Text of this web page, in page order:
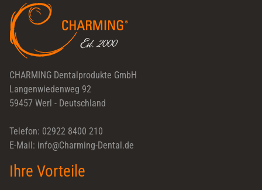
CHARMING Dentalprodukte GmbH
Langenwiedenweg 92
59457 Werl - Deutschland
Telefon: 02922 8400 210
E-Mail: info@Charming-Dental.de
Ihre Vorteile